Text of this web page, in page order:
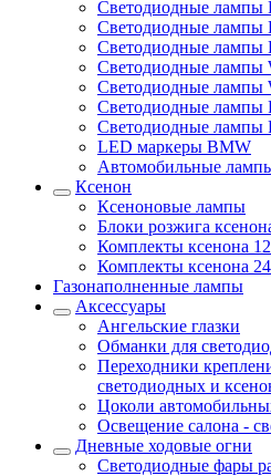
Светодиодные лампы
Светодиодные лампы
Светодиодные лампы
Светодиодные лампы
Светодиодные лампы
Светодиодные лампы
Светодиодные лампы
LED маркеры BMW
Автомобильные
Ксенон
Ксеноновые лампы
Блоки розжига
Комплекты ксенона
Комплекты ксенона
Газонаполненные лампы
Аксессуары
Ангельские глазки
Обманки для
Переходники
светодиодных и
Цоколи
Освещение салона -
Дневные ходовые огни
Светодиодные фары